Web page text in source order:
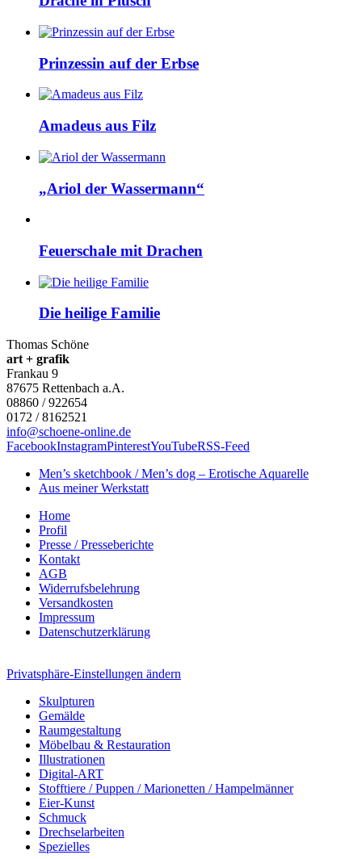
Prinzessin auf der Erbse
Amadeus aus Filz
„Ariol der Wassermann“
Feuerschale mit Drachen
Die heilige Familie
Thomas Schöne
art + grafik
Frankau 9
87675 Rettenbach a.A.
08860 / 922654
0172 / 8162521
info@schoene-online.de
FacebookInstagramPinterestYouTubeRSS-Feed
Men’s sketchbook / Men’s dog – Erotische Aquarelle
Aus meiner Werkstatt
Home
Profil
Presse / Presseberichte
Kontakt
AGB
Widerrufsbelehrung
Versandkosten
Impressum
Datenschutzerklärung
Privatsphäre-Einstellungen ändern
Skulpturen
Gemälde
Raumgestaltung
Möbelbau & Restauration
Illustrationen
Digital-ART
Stofftiere / Puppen / Marionetten / Hampelmänner
Eier-Kunst
Schmuck
Drechselarbeiten
Spezielles